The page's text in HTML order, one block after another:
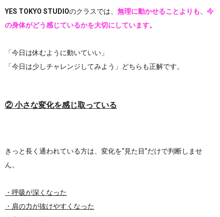
YES TOKYO STUDIOのクラスでは、 無理に動かせることよりも、 今
の身体がどう感じているかを大切にしています。
「今日は休むように動いていい」
「今日は少しチャレンジしてみよう」どちらも正解です。
② 小さな変化を感じ取っている
きっと長く通われている方は、変化を“見た目”だけで判断しませ
ん。
・呼吸が深くなった
・肩の力が抜けやすくなった